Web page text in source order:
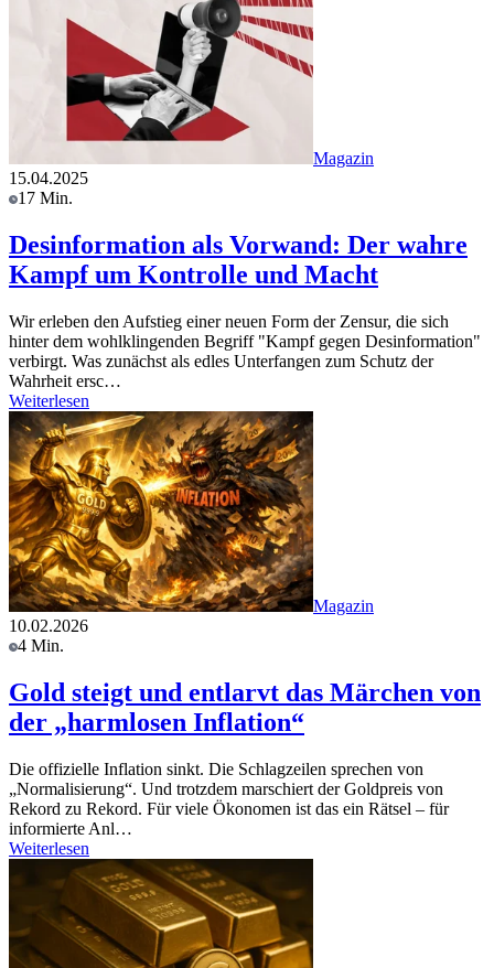
Magazin
15.04.2025
17 Min.
Desinformation als Vorwand: Der wahre
Kampf um Kontrolle und Macht
Wir erleben den Aufstieg einer neuen Form der Zensur, die sich
hinter dem wohlklingenden Begriff "Kampf gegen Desinformation"
verbirgt. Was zunächst als edles Unterfangen zum Schutz der
Wahrheit ersc…
Weiterlesen
Magazin
10.02.2026
4 Min.
Gold steigt und entlarvt das Märchen von
der „harmlosen Inflation“
Die offizielle Inflation sinkt. Die Schlagzeilen sprechen von
„Normalisierung“. Und trotzdem marschiert der Goldpreis von
Rekord zu Rekord. Für viele Ökonomen ist das ein Rätsel – für
informierte Anl…
Weiterlesen